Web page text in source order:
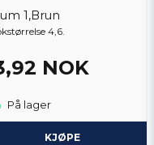
1,Brun
4,6.
NOK
På lager
KJØPE